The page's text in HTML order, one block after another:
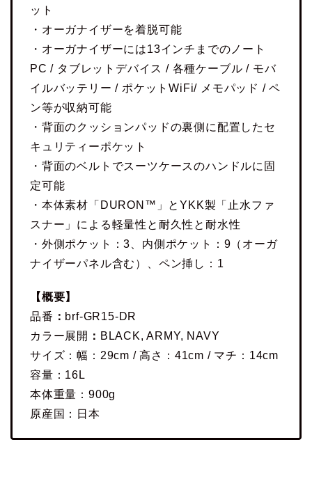
ット
・オーガナイザーを着脱可能
・オーガナイザーには13インチまでのノート
PC / タブレットデバイス / 各種ケーブル / モバ
イルバッテリー / ポケットWiFi/ メモパッド / ペ
ン等が収納可能
・背面のクッションパッドの裏側に配置したセ
キュリティーポケット
・背面のベルトでスーツケースのハンドルに固
定可能
・本体素材「DURON™」とYKK製「止水ファ
スナー」による軽量性と耐久性と耐水性
・外側ポケット：3、内側ポケット：9（オーガ
ナイザーパネル含む）、ペン挿し：1
【概要】
品番 ： brf-GR15-DR
カラー展開 ： BLACK, ARMY, NAVY
サイズ：幅：29cm / 高さ：41cm / マチ：14cm
容量：16L
本体重量：900g
原産国：日本